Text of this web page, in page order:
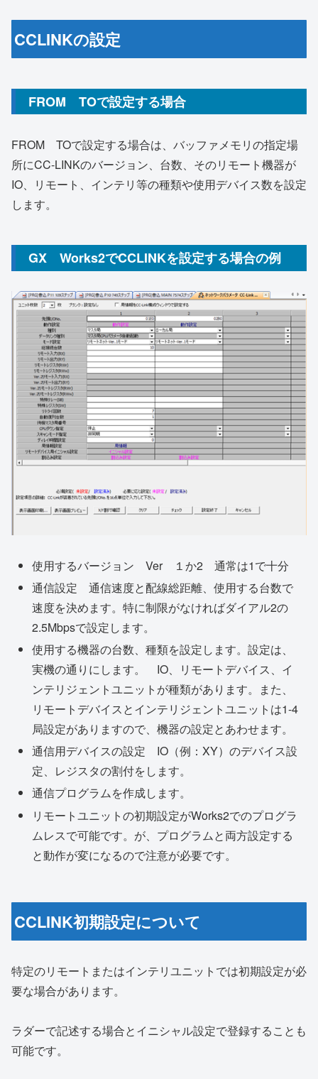
CCLINKの設定
FROM TOで設定する場合
FROM TOで設定する場合は、バッファメモリの指定場
所にCC-LINKのバージョン、台数、そのリモート機器が
IO、リモート、インテリ等の種類や使用デバイス数を設定
します。
GX Works2でCCLINKを設定する場合の例
使用するバージョン Ver １か2 通常は1で十分
通信設定 通信速度と配線総距離、使用する台数で
速度を決めます。特に制限がなければダイアル2の
2.5Mbpsで設定します。
使用する機器の台数、種類を設定します。設定は、
実機の通りにします。 IO、リモートデバイス、イ
ンテリジェントユニットが種類があります。また、
リモートデバイスとインテリジェントユニットは1-4
局設定がありますので、機器の設定とあわせます。
通信用デバイスの設定 IO（例：XY）のデバイス設
定、レジスタの割付をします。
通信プログラムを作成します。
リモートユニットの初期設定がWorks2でのプログラ
ムレスで可能です。が、プログラムと両方設定する
と動作が変になるので注意が必要です。
CCLINK初期設定について
特定のリモートまたはインテリユニットでは初期設定が必
要な場合があります。
ラダーで記述する場合とイニシャル設定で登録することも
可能です。